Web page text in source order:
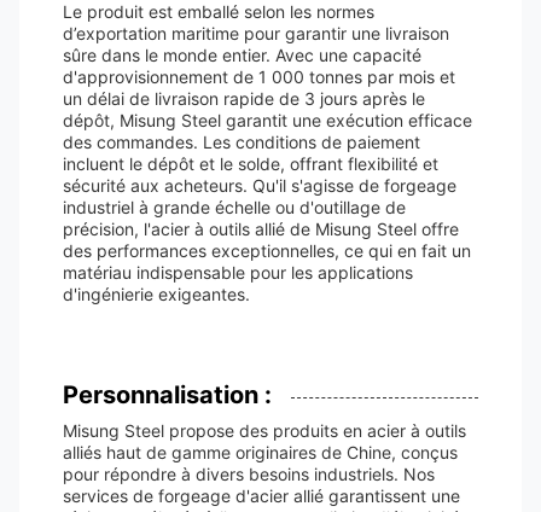
Le produit est emballé selon les normes
d’exportation maritime pour garantir une livraison
sûre dans le monde entier. Avec une capacité
d'approvisionnement de 1 000 tonnes par mois et
un délai de livraison rapide de 3 jours après le
dépôt, Misung Steel garantit une exécution efficace
des commandes. Les conditions de paiement
incluent le dépôt et le solde, offrant flexibilité et
sécurité aux acheteurs. Qu'il s'agisse de forgeage
industriel à grande échelle ou d'outillage de
précision, l'acier à outils allié de Misung Steel offre
des performances exceptionnelles, ce qui en fait un
matériau indispensable pour les applications
d'ingénierie exigeantes.
Personnalisation :
Misung Steel propose des produits en acier à outils
alliés haut de gamme originaires de Chine, conçus
pour répondre à divers besoins industriels. Nos
services de forgeage d'acier allié garantissent une